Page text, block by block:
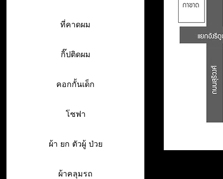
ที่คาดผม
กิ๊ปติดผม
คอกกั้นเด็ก
โซฟา
ผ้า ยก ตัวผู้ ป่วย
ผ้าคลุมรถ